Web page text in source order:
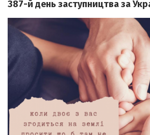
387-й день заступництва за